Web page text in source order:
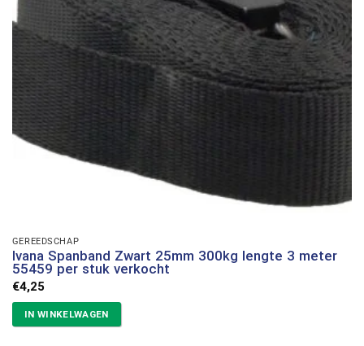
GEREEDSCHAP
Ivana Spanband Zwart 25mm 300kg lengte 3 meter
55459 per stuk verkocht
€4,25
IN WINKELWAGEN